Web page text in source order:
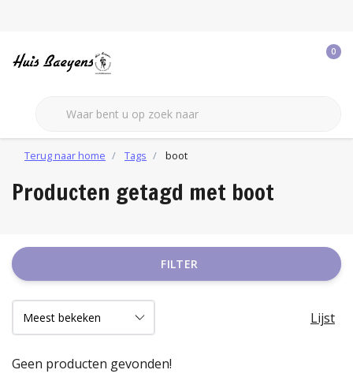
0
Terug naar home Tags boot
Producten getagd met boot
FILTER
Lijst
Geen producten gevonden!